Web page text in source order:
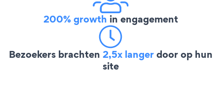
200% growth in engagement
Bezoekers brachten 2,5x langerdoor op hun
site